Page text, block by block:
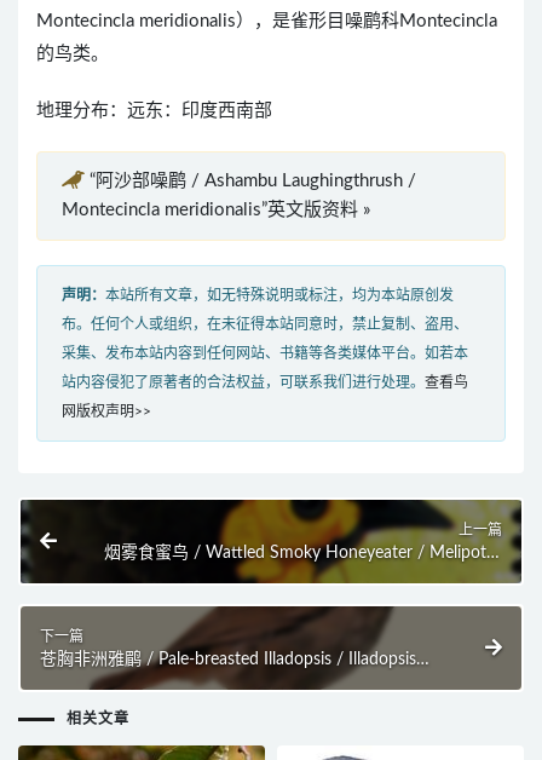
Montecincla meridionalis），是雀形目噪鹛科Montecincla
的鸟类。
地理分布：远东：印度西南部
“阿沙部噪鹛 / Ashambu Laughingthrush /
Montecincla meridionalis”英文版资料 »
声明： 本站所有文章，如无特殊说明或标注，均为本站原创发
布。任何个人或组织，在未征得本站同意时，禁止复制、盗用、
采集、发布本站内容到任何网站、书籍等各类媒体平台。如若本
站内容侵犯了原著者的合法权益，可联系我们进行处理。 查看鸟
网版权声明>>
上一篇
烟雾食蜜鸟 / Wattled Smoky Honeyeater / Melipotes
carolae
下一篇
苍胸非洲雅鹛 / Pale-breasted Illadopsis / Illadopsis
rufipennis
相关文章